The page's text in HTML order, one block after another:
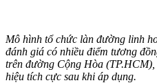
Mô hình tổ chức làn đường linh
đánh giá có nhiều điểm tương
trên đường Cộng Hòa
hiệu tích cực sau khi áp dụng.